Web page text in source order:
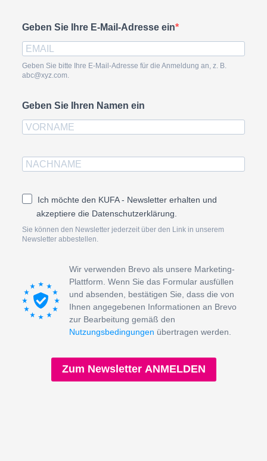
Geben Sie Ihre E-Mail-Adresse ein
Geben Sie bitte Ihre E-Mail-Adresse für die Anmeldung an, z. B.
abc@xyz.com.
Geben Sie Ihren Namen ein
Ich möchte den KUFA - Newsletter erhalten und
akzeptiere die Datenschutzerklärung.
Sie können den Newsletter jederzeit über den Link in unserem
Newsletter abbestellen.
Wir verwenden Brevo als unsere Marketing-
Plattform. Wenn Sie das Formular ausfüllen
und absenden, bestätigen Sie, dass die von
Ihnen angegebenen Informationen an Brevo
zur Bearbeitung gemäß den
Nutzungsbedingungen übertragen werden.
Zum Newsletter ANMELDEN